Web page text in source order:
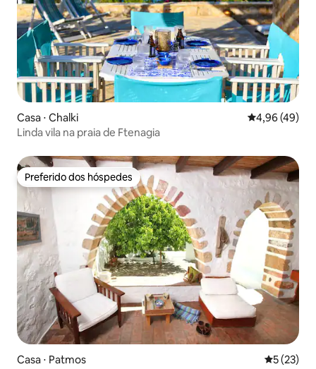
Casa ⋅ Chalki 4,96 de uma
4,96 (49)
Linda vila na praia de Ftenagia
Preferido dos hóspedes
Preferido dos hóspedes
Casa ⋅ Patmos 5 de uma
5 (23)